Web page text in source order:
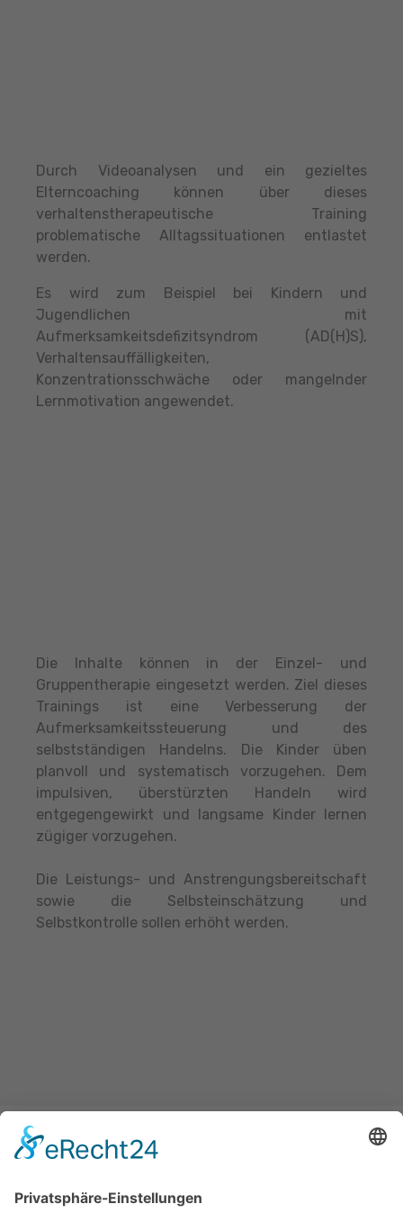
Durch Videoanalysen und ein gezieltes
Elterncoaching können über dieses
verhaltenstherapeutische Training
problematische Alltagssituationen entlastet
werden.
Es wird zum Beispiel bei Kindern und
Jugendlichen mit
Aufmerksamkeitsdefizitsyndrom (AD(H)S),
Verhaltensauffälligkeiten,
Konzentrationsschwäche oder mangelnder
Lernmotivation angewendet.
Die Inhalte können in der Einzel- und
Gruppentherapie eingesetzt werden. Ziel dieses
Trainings ist eine Verbesserung der
Aufmerksamkeitssteuerung und des
selbstständigen Handelns. Die Kinder üben
planvoll und systematisch vorzugehen. Dem
impulsiven, überstürzten Handeln wird
entgegengewirkt und langsame Kinder lernen
zügiger vorzugehen.
Die Leistungs- und Anstrengungsbereitschaft
sowie die Selbsteinschätzung und
Selbstkontrolle sollen erhöht werden.